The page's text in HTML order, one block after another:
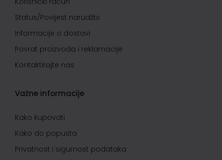
Status/Povijest narudžbi
Informacije o dostavi
Povrat proizvoda i reklamacije
Kontaktirajte nas
Važne informacije
Kako kupovati
Kako do popusta
Privatnost i sigurnost podataka